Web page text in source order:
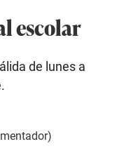
escolar
de lunes a